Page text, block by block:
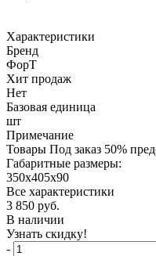
Характеристики
Бренд
ФорТ
Хит продаж
Нет
Базовая единица
шт
Примечание
Товары Под заказ 50%
Габаритные размеры:
350х405х90
Все характеристики
3 850 руб.
В наличии
Узнать скидку!
-